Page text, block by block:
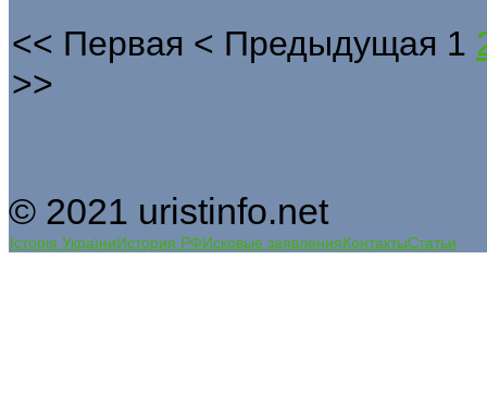
<< Первая < Предыдущая 1
>>
© 2021 uristinfo.net
Історія УкраїниИстория РФИсковые заявленияКонтактыСтатьи